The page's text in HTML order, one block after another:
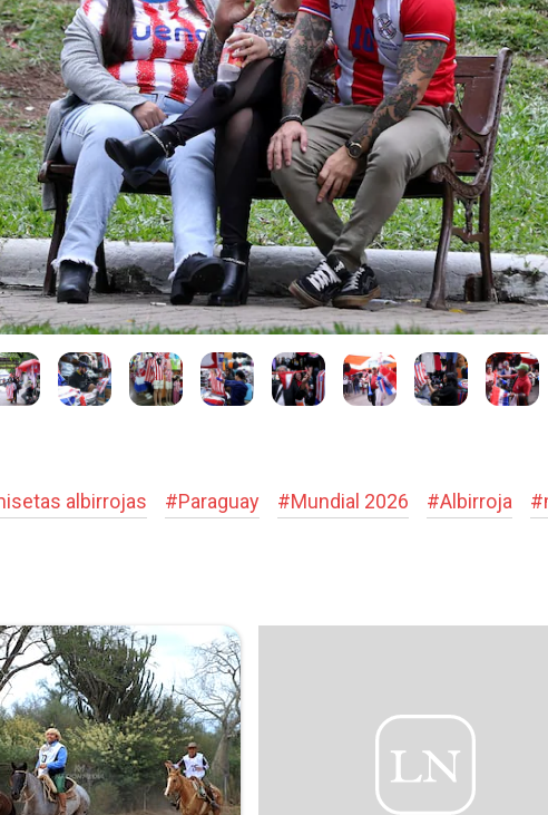
albirrojas #Paraguay #Mundial 2026 #Albirroja #